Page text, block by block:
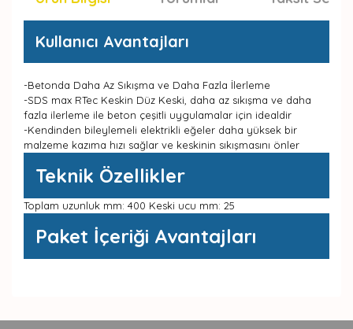
Kullanıcı Avantajları
-Betonda Daha Az Sıkışma ve Daha Fazla İlerleme
-SDS max RTec Keskin Düz Keski, daha az sıkışma ve daha
fazla ilerleme ile beton çeşitli uygulamalar için idealdir
-Kendinden bileylemeli elektrikli eğeler daha yüksek bir
malzeme kazıma hızı sağlar ve keskinin sıkışmasını önler
Teknik Özellikler
Toplam uzunluk mm: 400 Keski ucu mm: 25
Paket İçeriği Avantajları
formunu kullanarak tarafımıza iletebilirsiniz.